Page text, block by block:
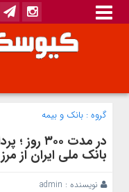
گروه : بانک‌ و بیمه
در مدت
بانک ملی ایران از مرز ۱۴۱ هزار فقره عبور کرد
نویسنده : admin